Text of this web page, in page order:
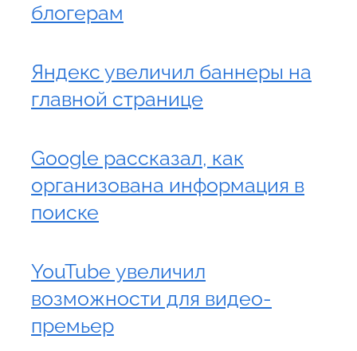
блогерам
Яндекс увеличил баннеры на
главной странице
Google рассказал, как
организована информация в
поиске
YouTube увеличил
возможности для видео-
премьер